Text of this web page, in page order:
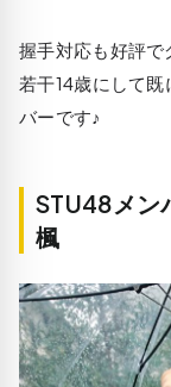
握手対応も好評で
若干14歳にして
バーです♪
STU48メン
楓